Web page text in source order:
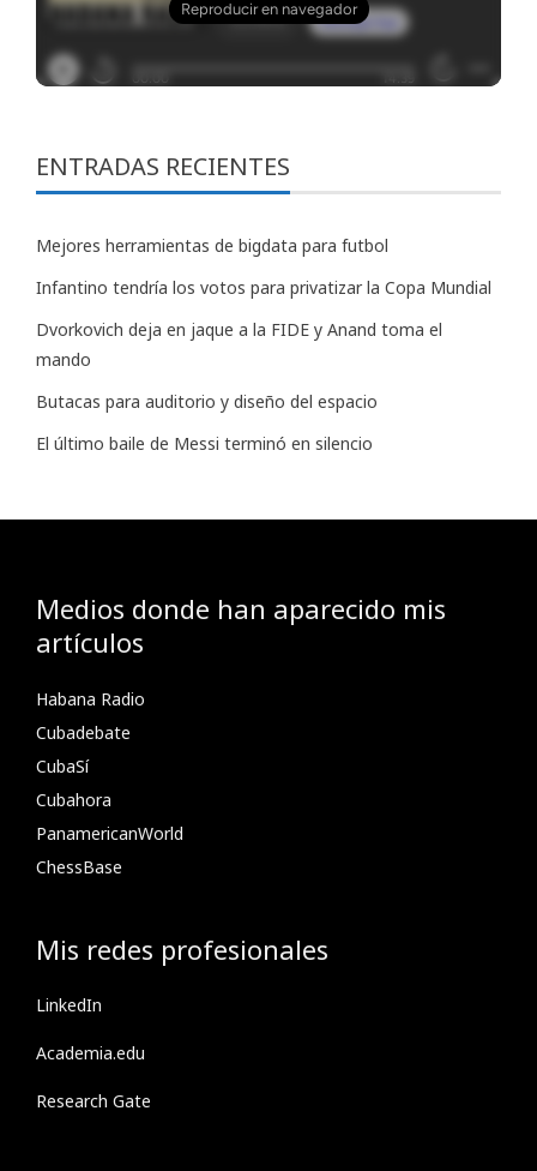
ENTRADAS RECIENTES
Mejores herramientas de bigdata para futbol
Infantino tendría los votos para privatizar la Copa Mundial
Dvorkovich deja en jaque a la FIDE y Anand toma el
mando
Butacas para auditorio y diseño del espacio
El último baile de Messi terminó en silencio
Medios donde han aparecido mis
artículos
Habana Radio
Cubadebate
CubaSí
Cubahora
PanamericanWorld
ChessBase
Mis redes profesionales
LinkedIn
Academia.edu
Research Gate